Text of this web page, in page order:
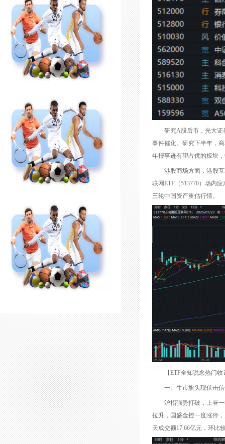
研究A股后市，光大证券
事件催化。研究下半年，
年报事迹有望占优的板块
港股商场方面，港股互
联网ETF（513770）场内
三轮中国资产重估行情。
【ETF全知说念热门收
一、牛市旗头现伏击信
沪指强势打破，上昼一
拉升，国盛金控一度涨停
天成交额17.66亿元，环比